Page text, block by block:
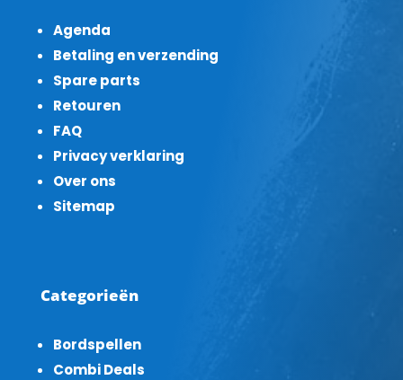
Agenda
Betaling en verzending
Spare parts
Retouren
FAQ
Privacy verklaring
Over ons
Sitemap
Categorieën
Bordspellen
Combi Deals